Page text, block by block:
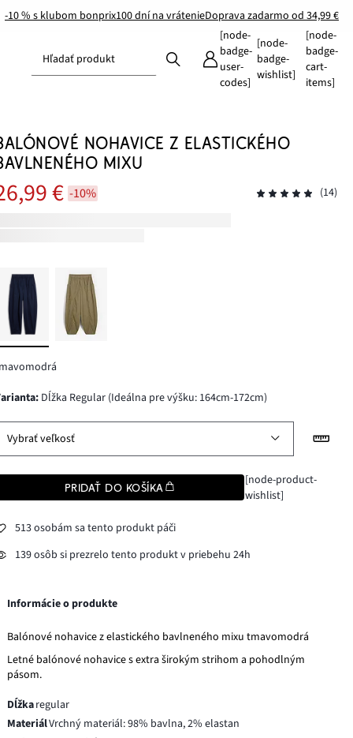
-10 % s klubom bonprix100 dní na vrátenieDoprava zadarmo od 34,99 €
Hľadať produkt
[node-
badge-
user-
codes]
[node-
badge-
wishlist]
[node-
badge-
cart-
items]
NOHAVICE Z ELASTICKÉHO
MIXU
€ -10% (14)
varianta: Dĺžka Regular (Ideálna pre výšku: 164cm-172cm)
Vybrať veľkosť
PRIDAŤ DO KOŠÍKA
[node-product-
wishlist]
513 osobám sa tento produkt páči
139 osôb si prezrelo tento produkt v priebehu 24h
Informácie o produkte
Balónové nohavice z elastického bavlneného mixu tmavomodrá
Letné balónové nohavice s extra širokým strihom a pohodlným
pásom.
Dĺžkaregular
MateriálVrchný materiál: 98% bavlna, 2% elastan